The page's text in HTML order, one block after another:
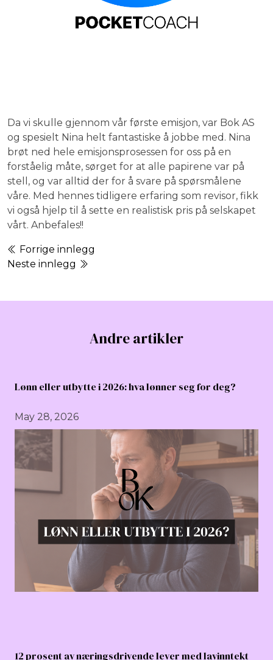
Da vi skulle gjennom vår første emisjon, var Bok AS
og spesielt Nina helt fantastiske å jobbe med. Nina
brøt ned hele emisjonsprosessen for oss på en
forståelig måte, sørget for at alle papirene var på
stell, og var alltid der for å svare på spørsmålene
våre. Med hennes tidligere erfaring som revisor, fikk
vi også hjelp til å sette en realistisk pris på selskapet
vårt. Anbefales!!
Forrige innlegg
Neste innlegg
Andre artikler
Lønn eller utbytte i 2026: hva lønner seg for deg?
May 28, 2026
12 prosent av næringsdrivende lever med lavinntekt